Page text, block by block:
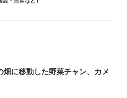
に移動した野菜チャン、カメ